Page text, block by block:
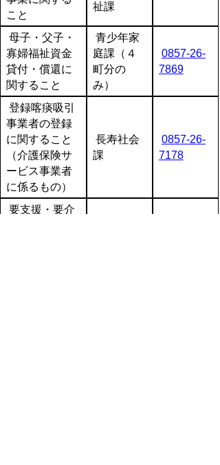
こと
祉課
母子・父子・
寡婦福祉資金
貸付・償還に
関すること
青少年家
庭課（４
町分の
み）
0857-26-
7869
登録喀痰吸引
事業者の登録
に関すること
（介護保険サ
ービス事業者
に係るもの）
長寿社会
課
0857-26-
7178
要支援・要介